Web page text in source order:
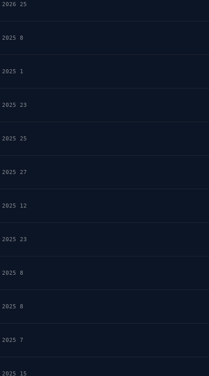
25 May 2026
8 Dec 2025
1 Oct 2025
23 Sep 2025
25 Jul 2025
27 Jun 2025
12 May 2025
23 Apr 2025
8 Feb 2025
8 Feb 2025
7 Feb 2025
15 Jan 2025